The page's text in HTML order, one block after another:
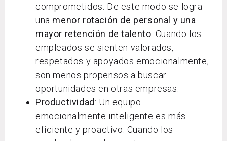
comprometidos. De este modo se logra
una menor rotación de personal y una
mayor retención de talento . Cuando los
empleados se sienten valorados,
respetados y apoyados emocionalmente,
son menos propensos a buscar
oportunidades en otras empresas.
Productividad: Un equipo
emocionalmente inteligente es más
eficiente y proactivo. Cuando los